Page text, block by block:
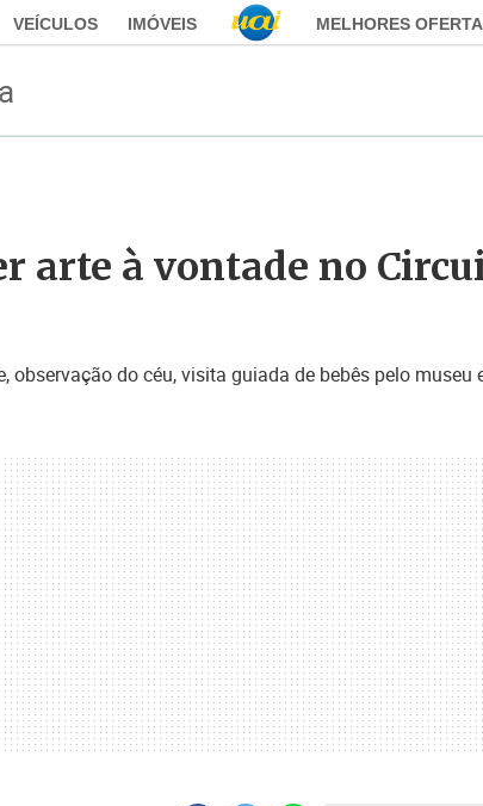
VEÍCULOS IMÓVEIS MELHORES
arte à vontade no
do céu, visita guiada de bebês pelo